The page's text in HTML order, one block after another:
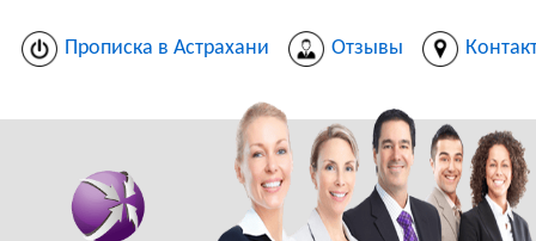
Прописка в Астрахани Отзывы